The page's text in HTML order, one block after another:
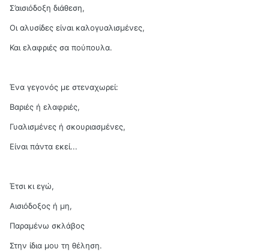
Σ’αισιόδοξη διάθεση,
Οι αλυσίδες είναι καλογυαλισμένες,
Και ελαφριές σα πούπουλα.
Ένα γεγονός με στεναχωρεί:
Βαριές ή ελαφριές,
Γυαλισμένες ή σκουριασμένες,
Είναι πάντα εκεί...
Έτσι κι εγώ,
Αισιόδοξος ή μη,
Παραμένω σκλάβος
Στην ίδια μου τη θέληση.